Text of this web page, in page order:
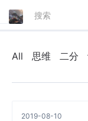
All
思维 二分
2019-08-10